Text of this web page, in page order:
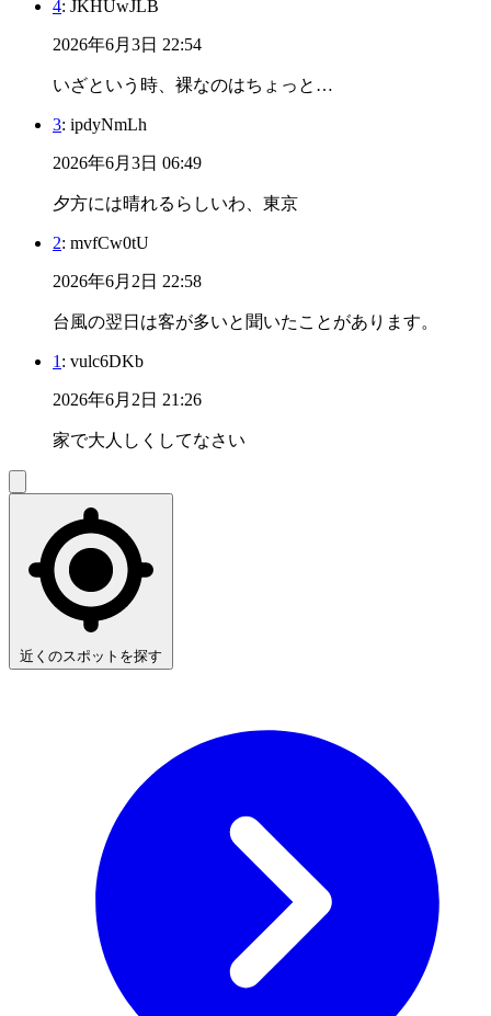
4: JKHUwJLB
2026年6月3日 22:54
いざという時、裸なのはちょっと…
3: ipdyNmLh
2026年6月3日 06:49
夕方には晴れるらしいわ、東京
2: mvfCw0tU
2026年6月2日 22:58
台風の翌日は客が多いと聞いたことがあります。
1: vulc6DKb
2026年6月2日 21:26
家で大人しくしてなさい
近くのスポットを探す